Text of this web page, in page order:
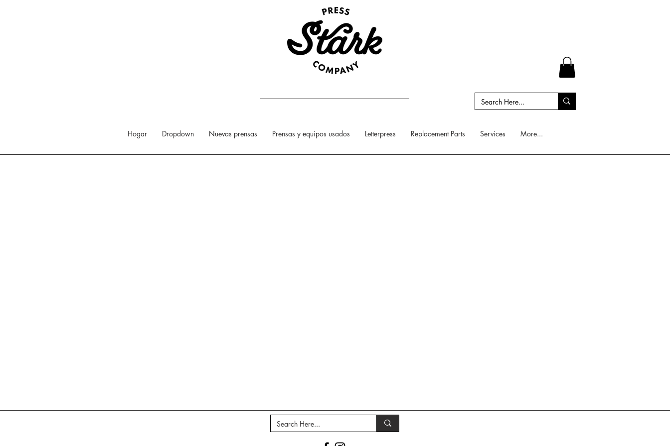
Hogar Dropdown Nuevas prensas Prensas y equipos usados Letterpress Replacement Parts Services More...